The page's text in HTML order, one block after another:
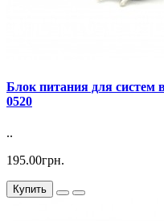
Блок питания для систем
0520
..
195.00грн.
Купить